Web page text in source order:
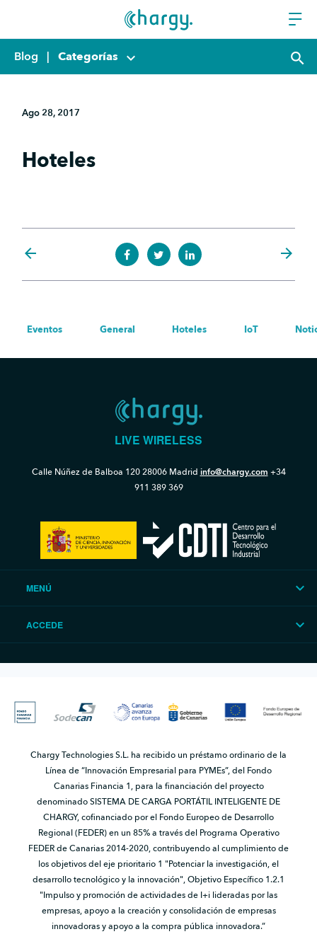
Blog | Categorías keyboard_arrow_down search
Ago 28, 2017
Hoteles
arrow_back arrow_forward
Eventos General Hoteles IoT
LIVE WIRELESS
Calle Núñez de Balboa 12028006 Madrid info@chargy.com +34
911 389 369
MENÚ
ACCEDE
Chargy Technologies S.L. ha recibido un préstamo ordinario de la
Línea de “Innovación Empresarial para PYMEs”, del Fondo
Canarias Financia 1, para la financiación del proyecto
denominado SISTEMA DE CARGA PORTÁTIL INTELIGENTE DE
CHARGY, cofinanciado por el Fondo Europeo de Desarrollo
Regional (FEDER) en un 85% a través del Programa Operativo
FEDER de Canarias 2014-2020, contribuyendo al cumplimiento de
los objetivos del eje prioritario 1 "Potenciar la investigación, el
desarrollo tecnológico y la innovación", Objetivo Específico 1.2.1
"Impulso y promoción de actividades de I+i lideradas por las
empresas, apoyo a la creación y consolidación de empresas
innovadoras y apoyo a la compra pública innovadora.”